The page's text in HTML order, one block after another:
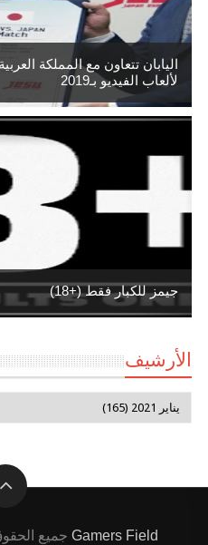
اليابان تتعاون مع المملكة
لألعاب الفيديو بـ2019
جيمز للكبار فقط (+18)
الأرشيف
Gamers Field جميع الحقوق